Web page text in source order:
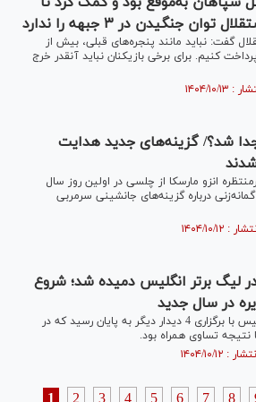
جنگیدن در ۳ جبهه را ندارد
گفت: نباید مانند پنجره‌های قبلی، بیش از
کنیم. برای برخی بازیکنان نباید آنقدر خرج
شد؟/ گزینه‌های جدید هدایت
انزو مارسکا از چلسی در اولین روز سال
درباره گزینه‌های جانشینی سرمربی
لیگ برتر انگلیس دمیده شد؛ شروع
در سال جدید
هفته نوزدهم لیگ برتر انگلیس با برگزاری 4 دیدار دیگر به پایان رسید که در